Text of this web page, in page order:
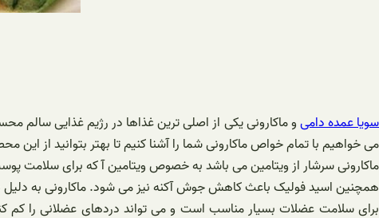
سویا عمده دامیو ماکارونی یکی از اصلی ترین غذاها در رژیم غذایی سالم
می خواهیم با تمام خواص ماکارونی شما را آشنا کنیم تا بهتر بتوانید از این
ماکارونی سرشار از ویتامین می باشد به خصوص ویتامین آ که برای سلامت
همچنین اسید فولیک باعث کاهش جوش آکنه نیز می شود. ماکارونی به
برای سلامت عضلات بسیار مناسب است و می تواند دردهای عضلانی را کم